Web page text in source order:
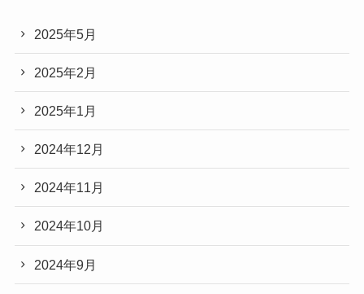
2025年5月
2025年2月
2025年1月
2024年12月
2024年11月
2024年10月
2024年9月